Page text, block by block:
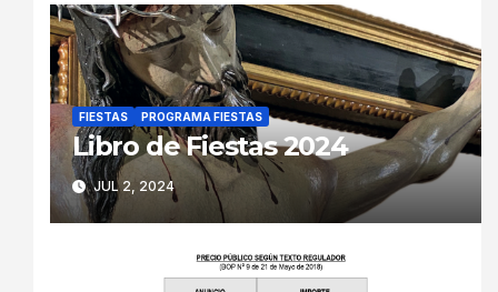
FIESTAS PROGRAMA FIESTAS
Libro de Fiestas 2024
JUL 2, 2024